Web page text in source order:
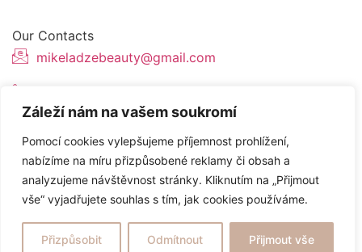
Záleží nám na vašem soukromí
Pomocí cookies vylepšujeme příjemnost prohlížení,
nabízíme na míru přizpůsobené reklamy či obsah a
analyzujeme návštěvnost stránky. Kliknutím na „Přijmout
vše“ vyjadřujete souhlas s tím, jak cookies používáme.
Přizpůsobit Odmítnout Přijmout vše
Our Contacts
mikeladzebeauty@gmail.com
Website created byTopranker.cz
Terms and Conditions / Privacy Policy